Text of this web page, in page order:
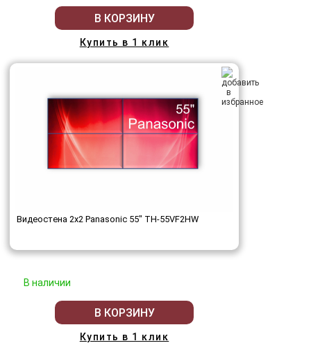
В КОРЗИНУ
Купить в 1 клик
Видеостена 2x2 Panasonic 55" TH-55VF2HW
В наличии
В КОРЗИНУ
Купить в 1 клик